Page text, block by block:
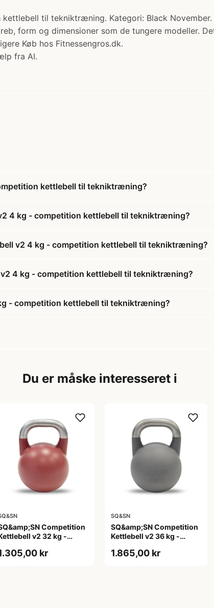
til tekniktræning. Kategori: Black
form og dimensioner som de tungere modeller.
Køb hos Fitnessengros.dk.
fra AI.
kettlebell til tekniktræning?
4 kg - competition kettlebell til tekniktræning?
v2 4 kg - competition kettlebell til tekniktræning?
4 kg - competition kettlebell til tekniktræning?
- competition kettlebell til tekniktræning?
Du er måske interesseret i
Competition
v2 32 kg -
kr
SQ&SN
SQ&amp;SN Competition
Kettlebell v2 36 kg -
competition kettlebell
1.865,00 kr